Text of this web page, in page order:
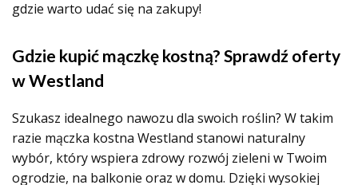
gdzie warto udać się na zakupy!
Gdzie kupić mączkę kostną? Sprawdź oferty
w Westland
Szukasz idealnego nawozu dla swoich roślin? W takim
razie mączka kostna Westland stanowi naturalny
wybór, który wspiera zdrowy rozwój zieleni w Twoim
ogrodzie, na balkonie oraz w domu. Dzięki wysokiej